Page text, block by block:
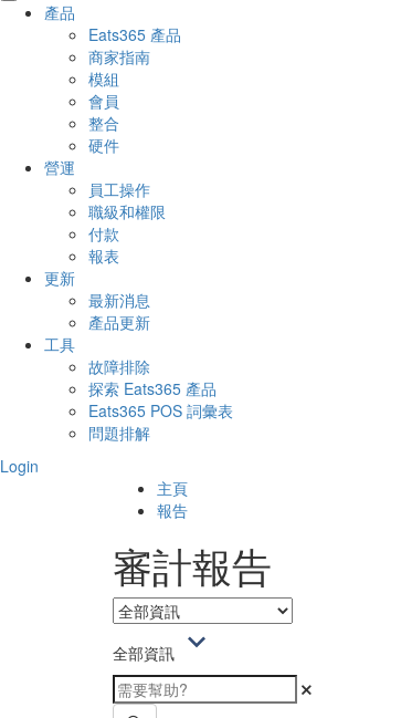
產品
Eats365 產品
商家指南
模組
會員
整合
硬件
營運
員工操作
職級和權限
付款
報表
更新
最新消息
產品更新
工具
故障排除
探索 Eats365 產品
Eats365 POS 詞彙表
問題排解
Login
主頁
報告
審計報告
全部資訊